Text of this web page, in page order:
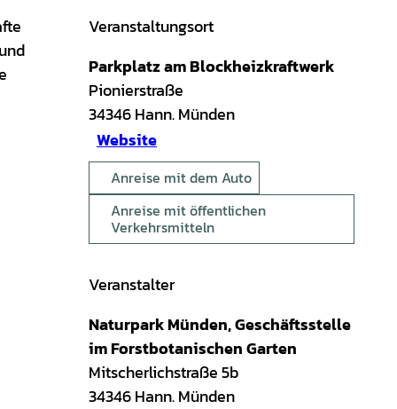
Veranstaltungsort
Parkplatz am Blockheizkraftwerk
Pionierstraße
34346Hann. Münden
Website
Anreise mit dem Auto
Anreise mit öffentlichen
Verkehrsmitteln
Veranstalter
Naturpark Münden, Geschäftsstelle
im Forstbotanischen Garten
Mitscherlichstraße 5b
34346Hann. Münden